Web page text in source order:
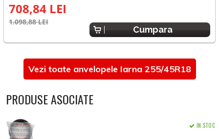
708,84 LEI
1.098,88 LEI
Cumpara
Vezi toate anvelopele Iarna 255/45R18
PRODUSE ASOCIATE
IN STOC